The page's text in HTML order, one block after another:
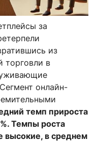
за
из
торговли в
онлайн-
темп прироста
Темпы роста
высокие, в среднем